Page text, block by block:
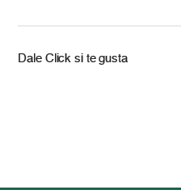
Dale Click si te gusta